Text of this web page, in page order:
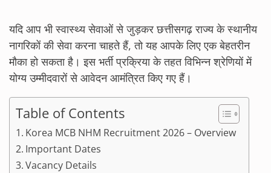
यदि आप भी स्वास्थ्य सेवाओं से जुड़कर छत्तीसगढ़ राज्य के स्थानीय
नागरिकों की सेवा करना चाहते हैं, तो यह आपके लिए एक बेहतरीन
मौका हो सकता है। इस भर्ती प्रक्रिया के तहत विभिन्न श्रेणियों में
योग्य उम्मीदवारों से आवेदन आमंत्रित किए गए हैं।
Table of Contents
Korea MCB NHM Recruitment 2026 – Overview
Important Dates
Vacancy Details